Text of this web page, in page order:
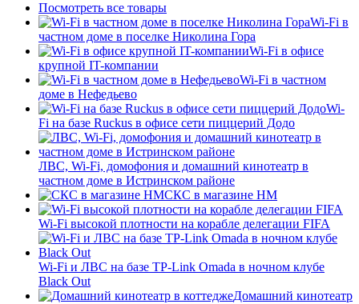
Посмотреть все товары
Wi-Fi в
частном доме в поселке Николина Гора
Wi-Fi в офисе
крупной IT-компании
Wi-Fi в частном
доме в Нефедьево
Wi-
Fi на базе Ruckus в офисе сети пиццерий Додо
ЛВС, Wi-Fi, домофония и домашний кинотеатр в
частном доме в Истринском районе
СКС в магазине HM
Wi-Fi высокой плотности на корабле делегации FIFA
Wi-Fi и ЛВС на базе TP-Link Omada в ночном клубе
Black Out
Домашний кинотеатр